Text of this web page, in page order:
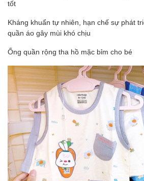
tốt
Kháng khuẩn tự nhiên, hạn chế sự phát
quần áo gây mùi khó chịu
Ống quần rộng tha hồ mặc bỉm cho bé